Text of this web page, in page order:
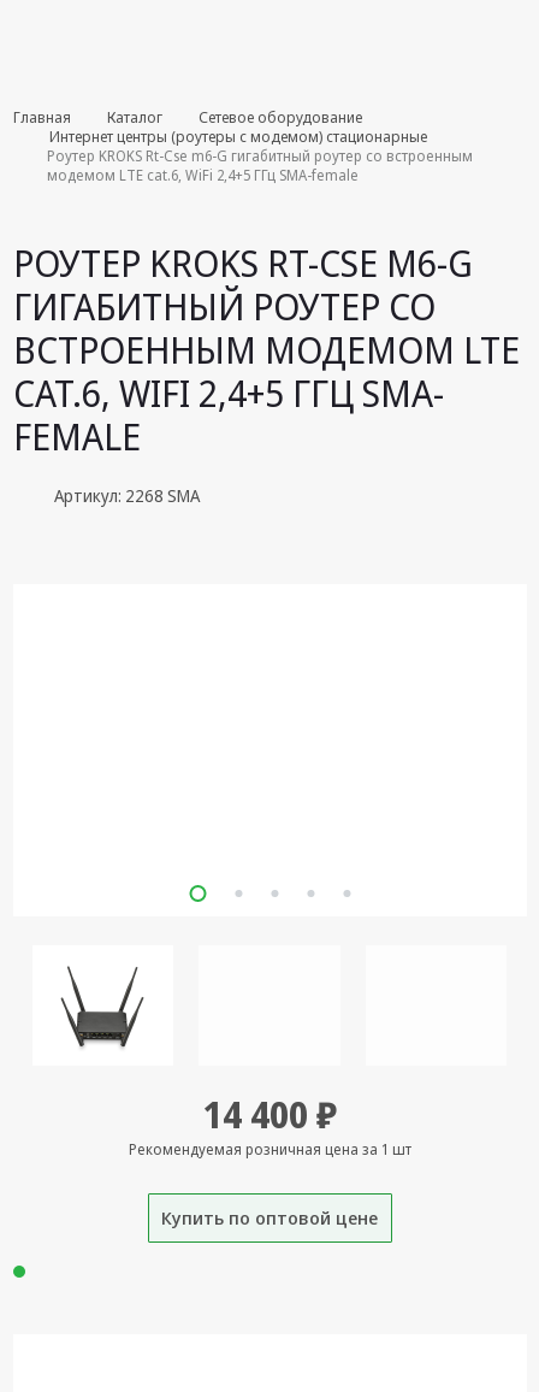
Комплекты
августа
Эфирное
Android TV
приставки
Блоки питания,
Сетевые
адаптеры
Пульты
дистанционного
Спутниковое
A/V, HDMI
Мобильные
аксессуары и
Главная Каталог
Сетевое оборудование
Интернет центры (роутеры с модемом) стационарные
Роутер KROKS Rt-Cse m6-G гигабитный роутер со встроенным
модемом LTE cat.6, WiFi 2,4+5 ГГц SMA-female
РОУТЕР KROKS RT-CSE M6-G
ГИГАБИТНЫЙ РОУТЕР СО
ВСТРОЕННЫМ МОДЕМОМ LTE
CAT.6, WIFI 2,4+5 ГГЦ SMA-
FEMALE
Артикул: 2268 SMA
14 400 ₽
Рекомендуемая розничная цена за 1 шт
Купить по оптовой цене